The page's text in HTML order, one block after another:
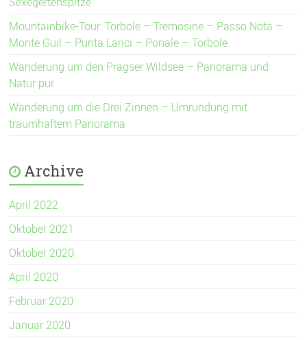
Mountainbike-Tour: Torbole – Tremosine – Passo Nota –
Monte Guil – Punta Larici – Ponale – Torbole
Wanderung um den Pragser Wildsee – Panorama und
Natur pur
Wanderung um die Drei Zinnen – Umrundung mit
traumhaftem Panorama
Archive
April 2022
Oktober 2021
Oktober 2020
April 2020
Februar 2020
Januar 2020